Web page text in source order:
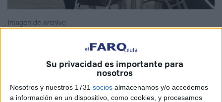
Su privacidad es importante para
nosotros
Nosotros y nuestros 1731 socios almacenamos y/o accedemos
a información en un dispositivo, como cookies, y procesamos
Imagen de archivo
Ceuta es el territorio español donde menos se han
incrementado los
sueldos
en estos últimos 15 años, solo
un 17,6 por ciento, o lo que es lo mismo, en 330,58 euros.